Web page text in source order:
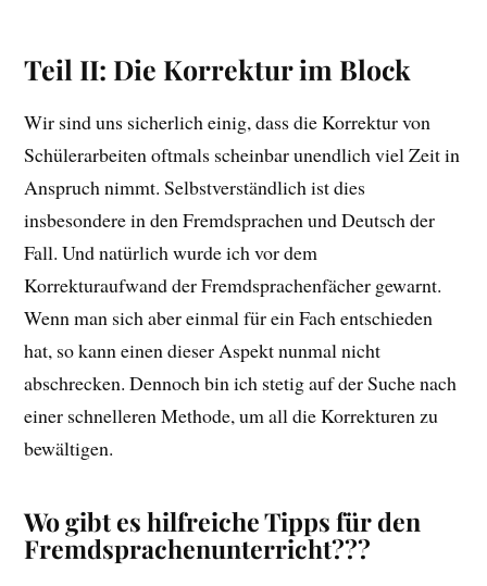
Teil II: Die Korrektur im Block
Wir sind uns sicherlich einig, dass die Korrektur von
Schülerarbeiten oftmals scheinbar unendlich viel Zeit in
Anspruch nimmt. Selbstverständlich ist dies
insbesondere in den Fremdsprachen und Deutsch der
Fall. Und natürlich wurde ich vor dem
Korrekturaufwand der Fremdsprachenfächer gewarnt.
Wenn man sich aber einmal für ein Fach entschieden
hat, so kann einen dieser Aspekt nunmal nicht
abschrecken. Dennoch bin ich stetig auf der Suche nach
einer schnelleren Methode, um all die Korrekturen zu
bewältigen.
Wo gibt es hilfreiche Tipps für den
Fremdsprachenunterricht???